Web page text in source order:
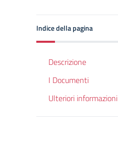
Indice della pagina
Descrizione
I Documenti
Ulteriori informazioni